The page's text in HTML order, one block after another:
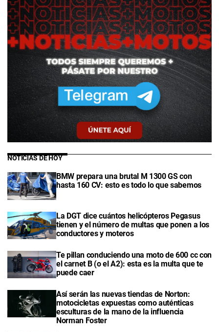
NOTICIAS DE HOY
BMW prepara una brutal M 1300 GS con
hasta 160 CV: esto es todo lo que sabemos
La DGT dice cuántos helicópteros Pegasus
tienen y el número de multas que ponen a los
conductores y moteros
Te pillan conduciendo una moto de 600 cc con
el carnet B (o el A2): esta es la multa que te
puede caer
Así serán las nuevas tiendas de Norton:
motocicletas expuestas como auténticas
esculturas de la mano de la influencia
Norman Foster